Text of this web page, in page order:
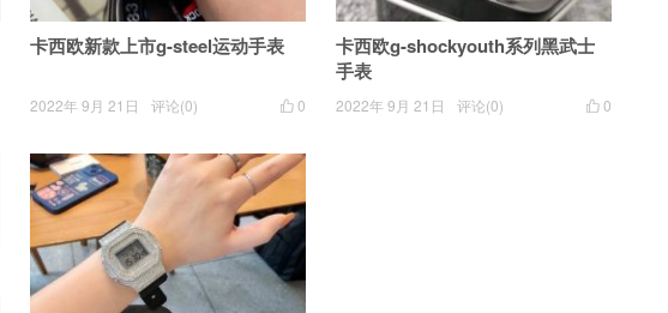
卡西欧新款上市g-steel运动手表
 0
2022年 9月 21日 评论(0)
卡西欧g-shockyouth系列黑武士
手表
 0
2022年 9月 21日 评论(0)